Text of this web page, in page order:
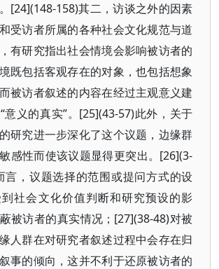
[24](148-158)其二，访谈之外的因素
受访者所属的各种社会文化规范与道
有研究指出社会情境会影响被访者的
既包括客观存在的对象，也包括想象
被访者叙述的内容在经过主观意义建
意义的真实”。[25](43-57)此外，关于
研究进一步深化了这个议题，边缘群
感性而使该议题显得更突出。[26](3-
言，议题选择的范围或提问方式的设
社会文化价值判断和研究预设的影
被访者的真实情况；[27](38-48)对被
人群在对研究者叙述过程中会存在归
事的倾向，这并不利于还原被访者的